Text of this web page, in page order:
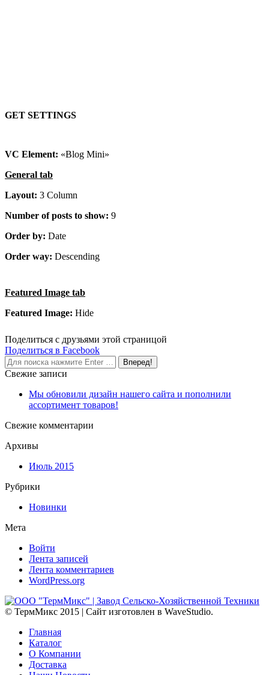
GET SETTINGS
VC Element: «Blog Mini»
General tab
Layout: 3 Column
Number of posts to show: 9
Order by: Date
Order way: Descending
Featured Image tab
Featured Image: Hide
Поделиться с друзьями этой страницой
Поделиться в FacebookПоделиться
в
Facebook
Поиск:
Свежие записи
Мы обновили дизайн нашего сайта и пополнили
ассортимент товаров!
Свежие комментарии
Архивы
Июль 2015
Рубрики
Новинки
Мета
Войти
Лента записей
Лента комментариев
WordPress.org
© ТермМикс 2015 | Сайт изготовлен в WaveStudio.
Главная
Каталог
О Компании
Доставка